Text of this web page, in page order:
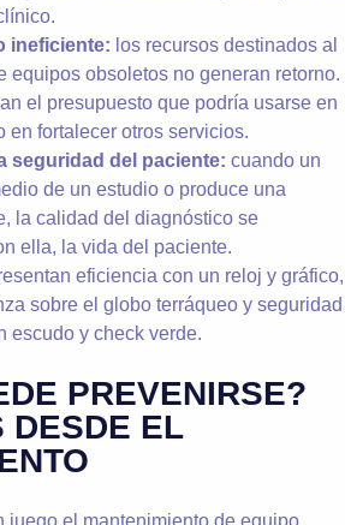
ineficiente: los recursos destinados al
equipos obsoletos no generan retorno.
el presupuesto que podría usarse en
en fortalecer otros servicios.
seguridad del paciente: cuando un
de un estudio o produce una
la calidad del diagnóstico se
ella, la vida del paciente.
PREVENIRSE?
DESDE EL